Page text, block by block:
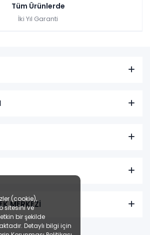
Tüm Ürünlerde
İki Yıl Garanti
MERKEZİ
(cookie),
sitesini ve
bir şekilde
Detaylı bilgi için